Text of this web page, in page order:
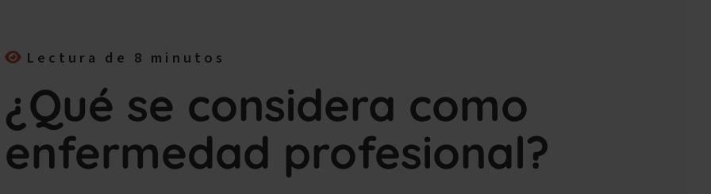
Lectura de 8 minutos
¿Qué se considera como
enfermedad profesional?